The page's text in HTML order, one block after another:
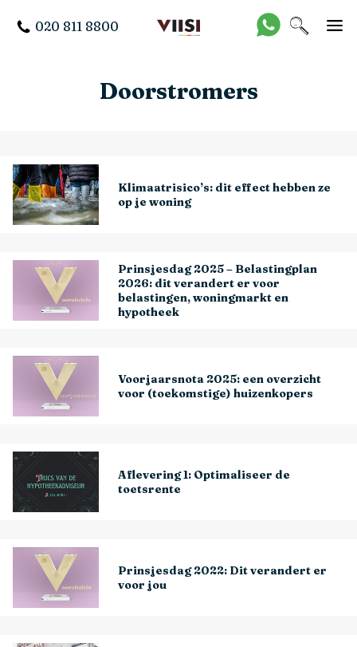
020 811 8800
Doorstromers
Klimaatrisico’s: dit effect hebben ze
op je woning
Prinsjesdag 2025 – Belastingplan
2026: dit verandert er voor
belastingen, woningmarkt en
hypotheek
Voorjaarsnota 2025: een overzicht
voor (toekomstige) huizenkopers
Aflevering 1: Optimaliseer de
toetsrente
Prinsjesdag 2022: Dit verandert er
voor jou